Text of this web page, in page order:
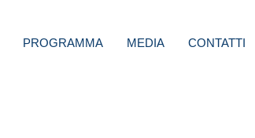
PROGRAMMA MEDIA CONTATTI